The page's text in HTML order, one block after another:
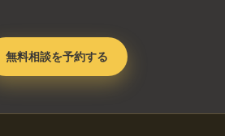
無料相談を予約する